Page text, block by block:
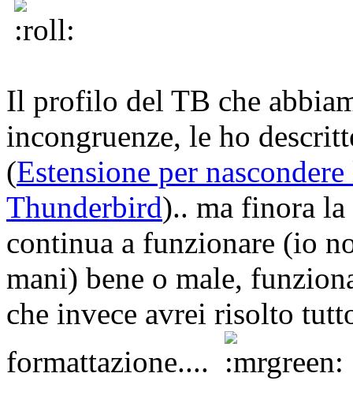
Il profilo del TB che
incongruenze, le ho
(Estensione per
Thunderbird).. ma finora la
continua a funzionare (io
mani) bene o male,
che invece avrei risolto
formattazione....